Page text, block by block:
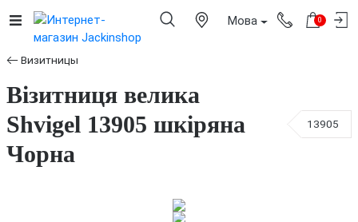
Мова 0
Визитницы
Візитниця велика
Shvigel 13905 шкіряна
Чорна
13905